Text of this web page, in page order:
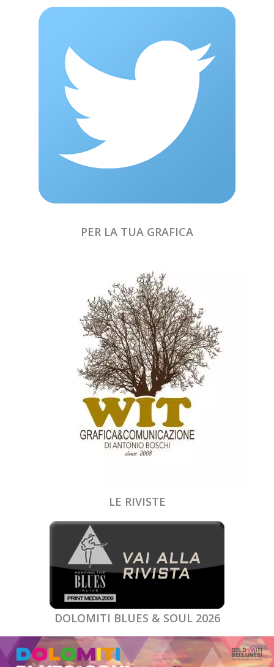
PER LA TUA GRAFICA
LE RIVISTE
DOLOMITI BLUES & SOUL 2026